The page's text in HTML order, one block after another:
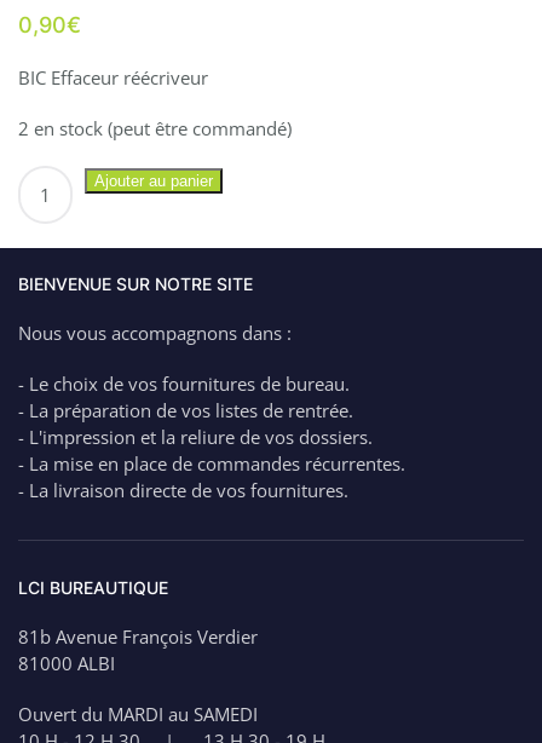
0,90€
BIC Effaceur réécriveur
2 en stock (peut être commandé)
réécriveur
Ajouter au panier
BIENVENUE SUR NOTRE SITE
Nous vous accompagnons dans :
- Le choix de vos fournitures de bureau.
- La préparation de vos listes de rentrée.
- L'impression et la reliure de vos dossiers.
- La mise en place de commandes récurrentes.
- La livraison directe de vos fournitures.
LCI BUREAUTIQUE
81b Avenue François Verdier
81000 ALBI
Ouvert du MARDI au SAMEDI